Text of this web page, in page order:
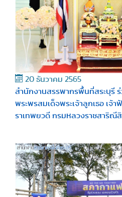
20 ธันวาคม 2565
สำนักงานสรรพากรพื้นที่สระบุรี
พระพรสมเด็จพระเจ้าลูกเธอ เจ้
ราเทพยวดี กรมหลวงราชสาริณี